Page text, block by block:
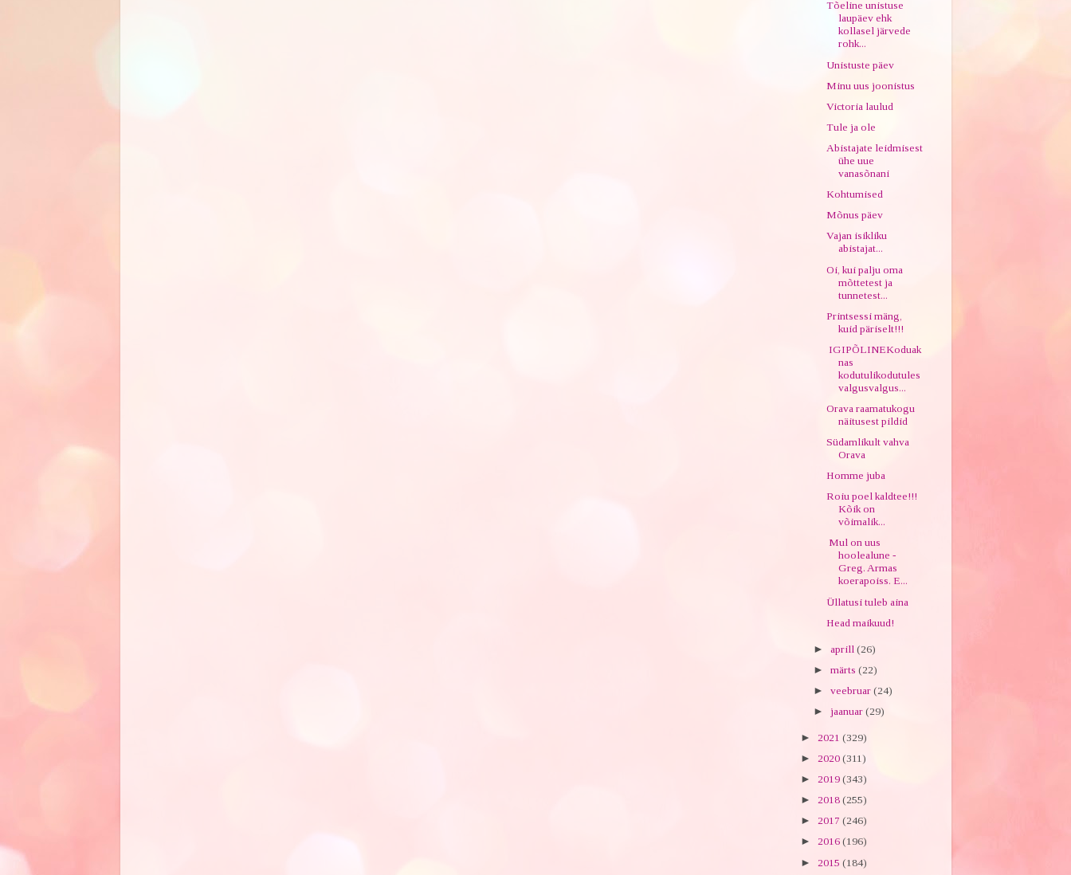
Tõeline unistuse
laupäev ehk
kollasel järvede
rohk...
Unistuste päev
Minu uus joonistus
Victoria laulud
Tule ja ole
Abistajate leidmisest
ühe uue
vanasõnani
Kohtumised
Mõnus päev
Vajan isikliku
abistajat...
Oi, kui palju oma
mõttetest ja
tunnetest...
Printsessi mäng,
kuid päriselt!!!
IGIPÕLINEKoduak
nas
kodutulikodutules
valgusvalgus...
Orava raamatukogu
näitusest pildid
Südamlikult vahva
Orava
Homme juba
Roiu poel kaldtee!!!
Kõik on
võimalik...
Mul on uus
hoolealune -
Greg. Armas
koerapoiss. E...
Üllatusi tuleb aina
Head maikuud!
► aprill (26)
► märts (22)
► veebruar (24)
► jaanuar (29)
► 2021 (329)
► 2020 (311)
► 2019 (343)
► 2018 (255)
► 2017 (246)
► 2016 (196)
► 2015 (184)